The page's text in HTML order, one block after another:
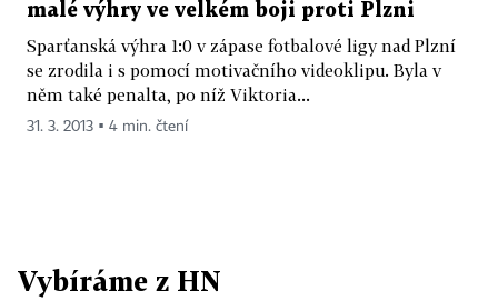
malé výhry ve velkém boji proti Plzni
Sparťanská výhra 1:0 v zápase fotbalové ligy nad Plzní
se zrodila i s pomocí motivačního videoklipu. Byla v
něm také penalta, po níž Viktoria...
31. 3. 2013 ▪ 4 min. čtení
Vybíráme z HN